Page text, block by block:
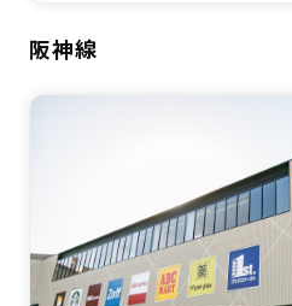
阪神線